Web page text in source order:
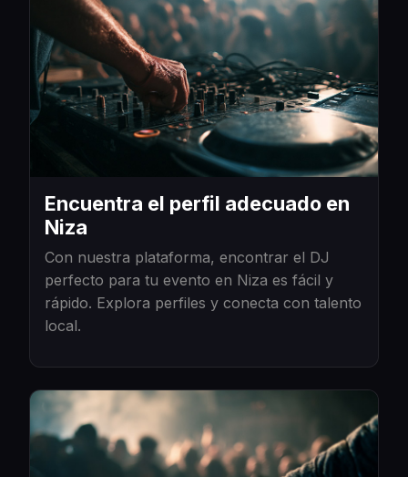
Encuentra el perfil adecuado en
Niza
Con nuestra plataforma, encontrar el DJ
perfecto para tu evento en Niza es fácil y
rápido. Explora perfiles y conecta con talento
local.